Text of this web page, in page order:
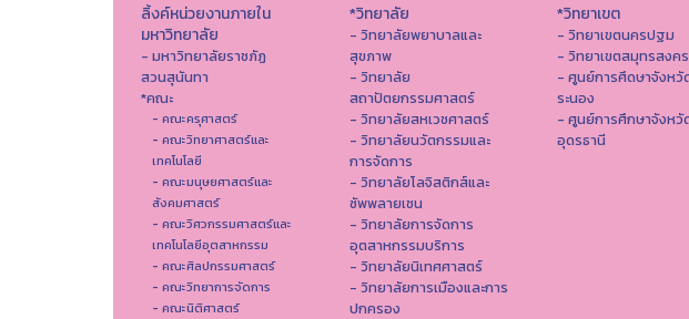
ลิ้งค์หน่วยงานภายใน
มหาวิทยาลัย
- มหาวิทยาลัยราชภัฏ
สวนสุนันทา
*คณะ
- คณะครุศาสตร์
- คณะวิทยาศาสตร์และ
เทคโนโลยี
- คณะมนุษยศาสตร์และ
สังคมศาสตร์
- คณะวิศวกรรมศาสตร์และ
เทคโนโลยีอุตสาหกรรม
- คณะศิลปกรรมศาสตร์
- คณะวิทยาการจัดการ
- คณะนิติศาสตร์
*วิทยาลัย
- วิทยาลัยพยาบาลและ
สุขภาพ
- วิทยาลัย
สถาปัตยกรรมศาสตร์
- วิทยาลัยสหเวชศาสตร์
- วิทยาลัยนวัตกรรมและ
การจัดการ
- วิทยาลัยโลจิสติกส์และ
ซัพพลายเชน
- วิทยาลัยการจัดการ
อุตสาหกรรมบริการ
- วิทยาลัยนิเทศศาสตร์
- วิทยาลัยการเมืองและการ
ปกครอง
*วิทยาเขต
- วิทยาเขตนครปฐม
- วิทยาเขตสมุทรสงค
- ศูนย์การศึดษาจังหวั
ระนอง
- ศูนย์การศึกษาจังหวั
อุดรธานี